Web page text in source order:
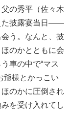
の秀平（佐々木
た披露宴当日――
う。なんと、披
のかとともに会
車の中で“マス
爺様とかっこい
のかに圧倒され
を受け入れてし